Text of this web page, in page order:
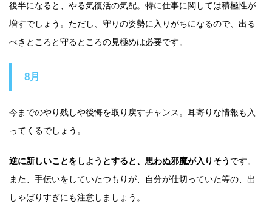
後半になると、やる気復活の気配。特に仕事に関しては積極性が
増すでしょう。ただし、守りの姿勢に入りがちになるので、出る
べきところと守るところの見極めは必要です。
8月
今までのやり残しや後悔を取り戻すチャンス。耳寄りな情報も入
ってくるでしょう。
逆に新しいことをしようとすると、思わぬ邪魔が入りそう です。
また、手伝いをしていたつもりが、自分が仕切っていた等の、出
しゃばりすぎにも注意しましょう。